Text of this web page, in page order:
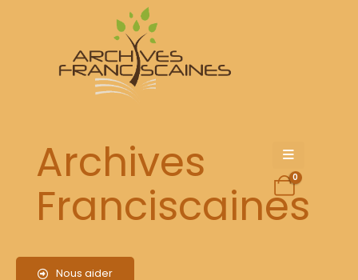
Archives
Franciscaines
Nous aider
0